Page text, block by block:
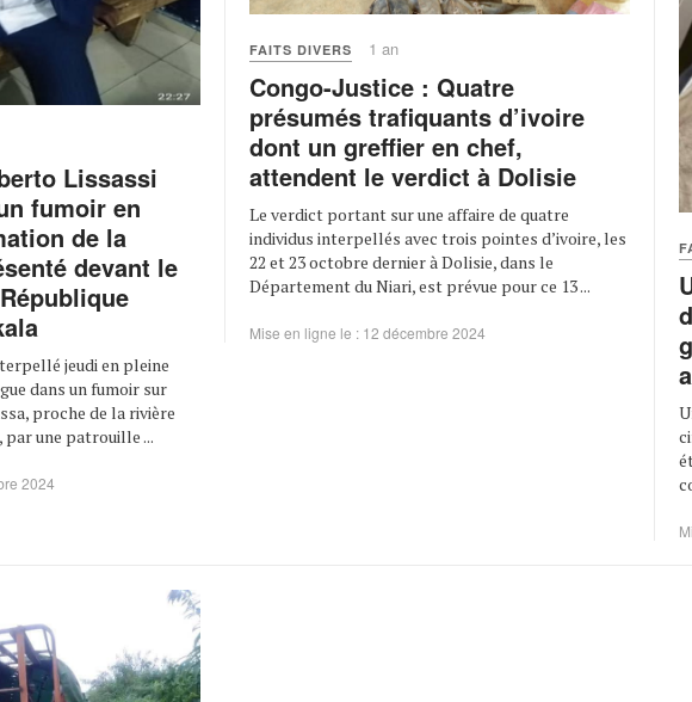
Lissassi
fumoir en
de la
devant le
jeudi en pleine
dans un fumoir sur
proche de la rivière
une patrouille ...
2024
FAITS DIVERS 1 an
Congo-Justice : Quatre
présumés trafiquants d’ivoire
dont un greffier en chef,
attendent le verdict à Dolisie
Le verdict portant sur une affaire de quatre
individus interpellés avec trois pointes d’ivoire, les
22 et 23 octobre dernier à Dolisie, dans le
Département du Niari, est prévue pour ce 13 ...
Mise en ligne le : 12 décembre 2024